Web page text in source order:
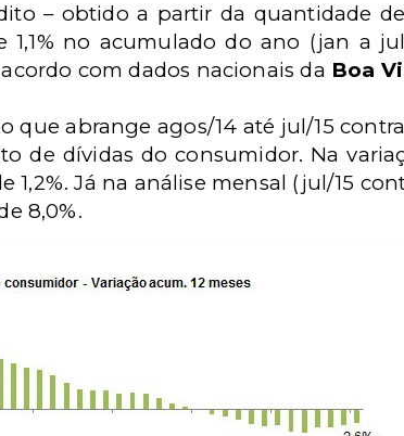
– obtido a partir da quantidade
no acumulado do ano (jan a
com dados nacionais da Boa
que abrange agos/14 até jul/15
de dívidas do consumidor. Na
Já na análise mensal (jul/15
8,0%.